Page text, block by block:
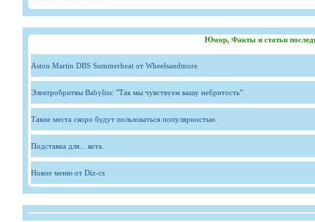
Юмор, Факты и статьи
Aston Martin DBS Summerheat от Wheelsandmore
Электробритвы Babyliss: "Так мы чувствуем вашу небритость"
Такие места скоро будут пользоваться популярностью
Подставка для... кота.
Новое меню от Diz-cs